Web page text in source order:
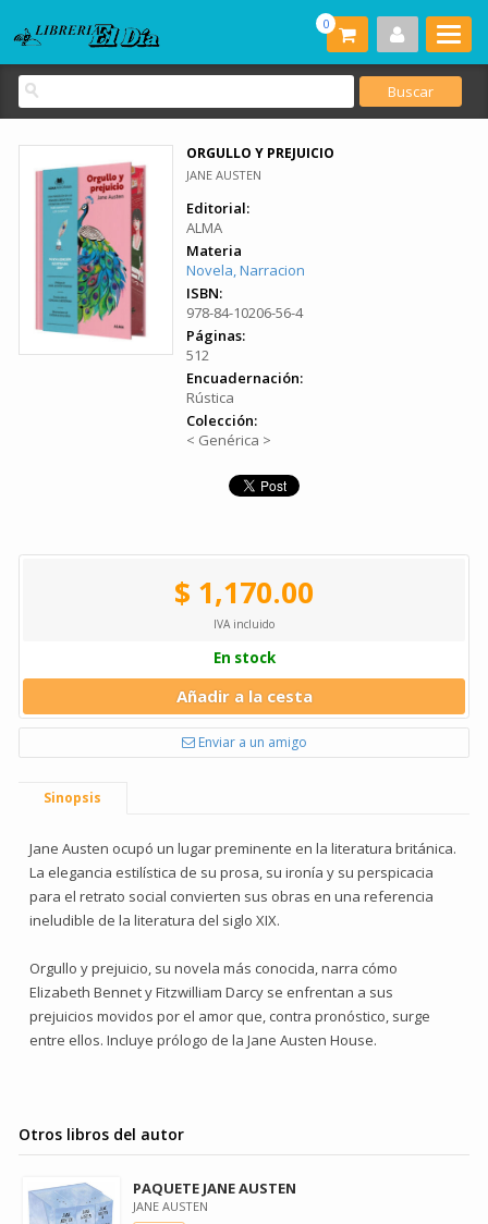
0
ORGULLO Y PREJUICIO
JANE AUSTEN
Editorial:
ALMA
Materia
Novela, Narracion
ISBN:
978-84-10206-56-4
Páginas:
512
Encuadernación:
Rústica
Colección:
< Genérica >
$ 1,170.00
IVA incluido
En stock
Añadir a la cesta
Enviar a un amigo
Sinopsis
Jane Austen ocupó un lugar preminente en la literatura británica.
La elegancia estilística de su prosa, su ironía y su perspicacia
para el retrato social convierten sus obras en una referencia
ineludible de la literatura del siglo XIX.
Orgullo y prejuicio, su novela más conocida, narra cómo
Elizabeth Bennet y Fitzwilliam Darcy se enfrentan a sus
prejuicios movidos por el amor que, contra pronóstico, surge
entre ellos. Incluye prólogo de la Jane Austen House.
Otros libros del autor
PAQUETE JANE AUSTEN
JANE AUSTEN